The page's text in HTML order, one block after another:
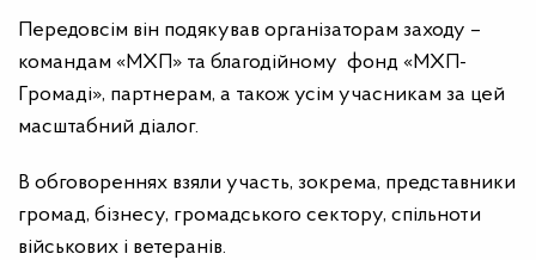
Передовсім він подякував організаторам заходу –
командам «МХП» та благодійному фонд «МХП-
Громаді», партнерам, а також усім учасникам за цей
масштабний діалог.
В обговореннях взяли участь, зокрема, представники
громад, бізнесу, громадського сектору, спільноти
військових і ветеранів.